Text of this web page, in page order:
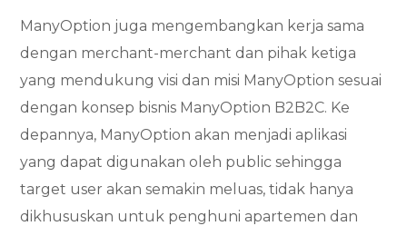
ManyOption juga mengembangkan kerja sama
dengan merchant-merchant dan pihak ketiga
yang mendukung visi dan misi ManyOption sesuai
dengan konsep bisnis ManyOption B2B2C. Ke
depannya, ManyOption akan menjadi aplikasi
yang dapat digunakan oleh public sehingga
target user akan semakin meluas, tidak hanya
dikhususkan untuk penghuni apartemen dan